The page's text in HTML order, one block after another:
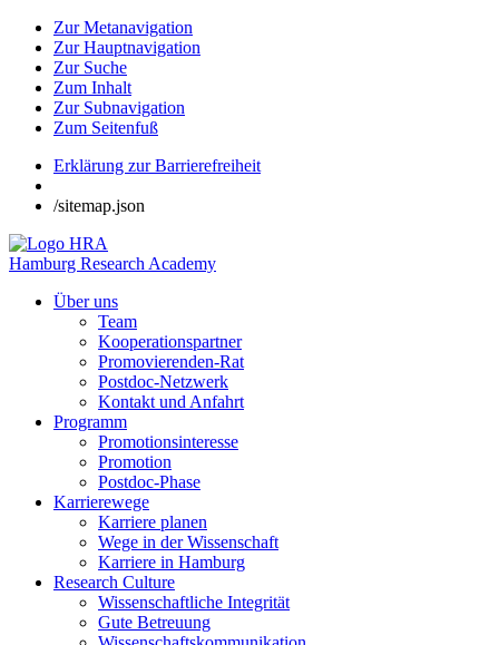
Zur Metanavigation
Zur Hauptnavigation
Zur Suche
Zum Inhalt
Zur Subnavigation
Zum Seitenfuß
Erklärung zur Barrierefreiheit
/sitemap.json
Hamburg Research Academy
Über uns
Team
Kooperationspartner
Promovierenden-Rat
Postdoc-Netzwerk
Kontakt und Anfahrt
Programm
Promotionsinteresse
Promotion
Postdoc-Phase
Karrierewege
Karriere planen
Wege in der Wissenschaft
Karriere in Hamburg
Research Culture
Wissenschaftliche Integrität
Gute Betreuung